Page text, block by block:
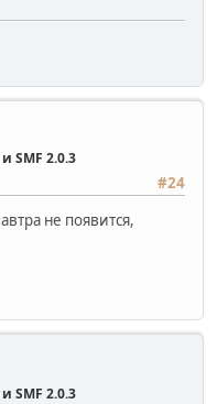
SMF 2.0.3
#24
не появится,
SMF 2.0.3